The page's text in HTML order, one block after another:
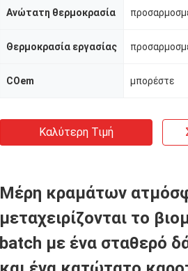
Ανώτατη θερμοκρασία
Θερμοκρασία εργασίας
COem μπορέστε
Καλύτερη Τιμή
Μέρη κραμάτων
μεταχειρίζονται το
batch με ένα σταθερό